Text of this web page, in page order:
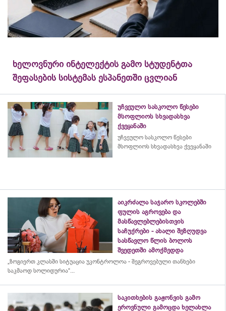
ხელოვნური ინტელექტის გამო სტუდენტთა
შეფასების სისტემას ესპანეთში ცვლიან
უჩვეულო სასკოლო წესები
მსოფლიოს სხვადასხვა
ქვეყანაში
უჩვეულო სასკოლო წესები
მსოფლიოს სხვადასხვა ქვეყანაში
აიკრძალა საჯარო სკოლებში
ფულის აგროვება და
მასწავლებლებისთვის
საჩუქრები - ახალი შეზღუდვა
სასწავლო წლის ბოლოს
შვედეთში ამოქმედდა
„ზოგიერთ კლასში სიტუაცია უკონტროლოა - შეგროვებული თანხები
საკმაოდ სოლიდურია“...
საკითხების გაჟონვის გამო
ეროვნული გამოცდა ხელახლა